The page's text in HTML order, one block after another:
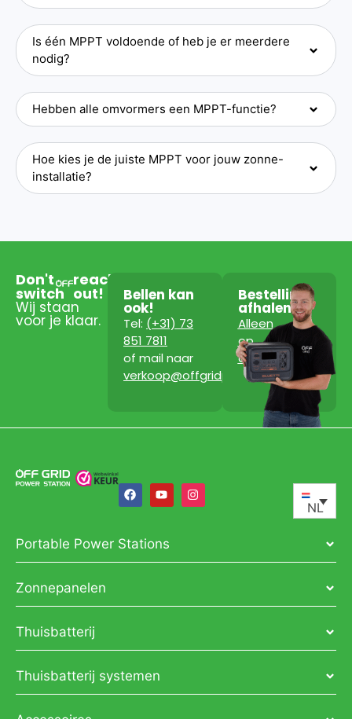
Is één MPPT voldoende of heb je er meerdere
nodig?
Hebben alle omvormers een MPPT-functie?
Hoe kies je de juiste MPPT voor jouw zonne-
installatie?
Don't
switch
reach
out!
Wij staan
voor je klaar.
Bellen kan
ook!
Tel: (+31) 73
851 7811
of mail naar
verkoop@offgridpowerstation.com
Bestelling
afhalen?
Alleen
op
afspraak!
NL
Portable Power Stations
Zonnepanelen
Thuisbatterij
Thuisbatterij systemen